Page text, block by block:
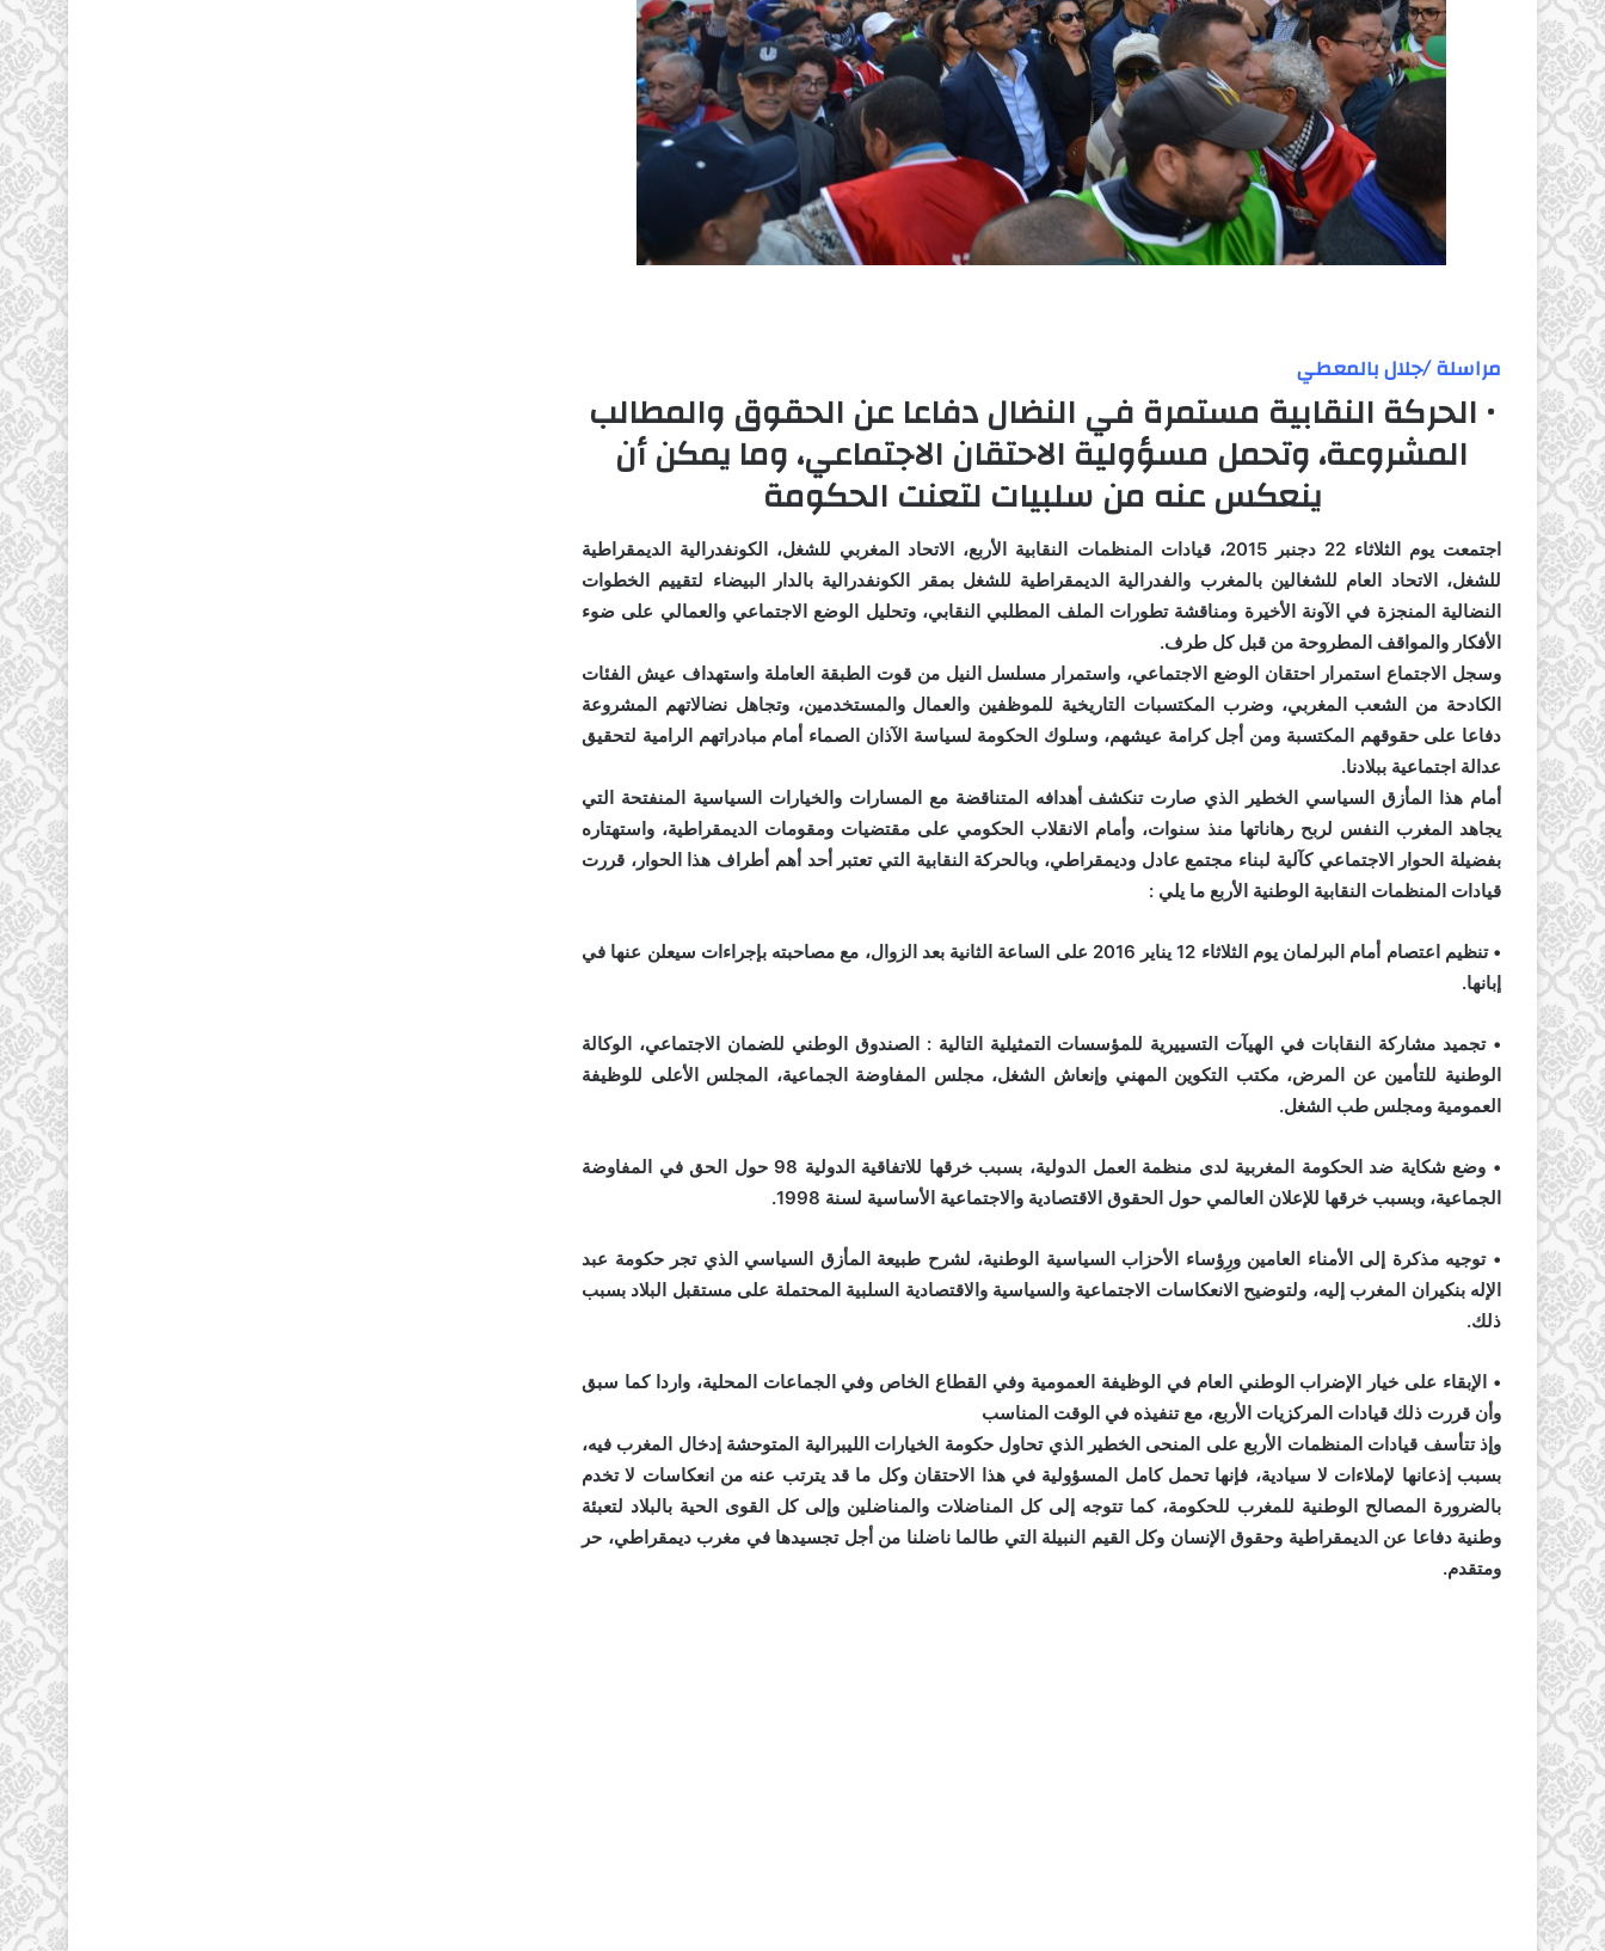
مراسلة /جلال بالمعطي
• الحركة النقابية مستمرة في النضال دفاعا عن الحقوق والمطالب
المشروعة،وتحمل مسؤولية الاحتقان الاجتماعي، وما يمكن أن
ينعكس عنه من سلبيات لتعنت الحكومة
اجتمعت يوم الثلاثاء 22 دجنبر 2015، قيادات المنظمات النقابية الأربع، الاتحاد المغربي للشغل، الكونفدرالية الديمقراطية
للشغل، الاتحاد العام للشغالين بالمغرب والفدرالية الديمقراطية للشغل بمقر الكونفدرالية بالدار البيضاء لتقييم الخطوات
النضالية المنجزة في الآونة الأخيرة ومناقشة تطورات الملف المطلبي النقابي، وتحليل الوضع الاجتماعي والعمالي على ضوء
الأفكار والمواقف المطروحة من قبل كل طرف.
وسجل الاجتماع استمرار احتقان الوضع الاجتماعي، واستمرار مسلسل النيل من قوت الطبقة العاملة واستهداف عيش الفئات
الكادحة من الشعب المغربي، وضرب المكتسبات التاريخية للموظفين والعمال والمستخدمين، وتجاهل نضالاتهم المشروعة
دفاعا على حقوقهم المكتسبة ومن أجل كرامة عيشهم، وسلوك الحكومة لسياسة الآذان الصماء أمام مبادراتهم الرامية لتحقيق
عدالة اجتماعية ببلادنا.
أمام هذا المأزق السياسي الخطير الذي صارت تنكشف أهدافه المتناقضة مع المسارات والخيارات السياسية المنفتحة التي
يجاهد المغرب النفس لربح رهاناتها منذ سنوات، وأمام الانقلاب الحكومي على مقتضيات ومقومات الديمقراطية، واستهتاره
بفضيلة الحوار الاجتماعي كآلية لبناء مجتمع عادل وديمقراطي، وبالحركة النقابية التي تعتبر أحد أهم أطراف هذا الحوار، قررت
قيادات المنظمات النقابية الوطنية الأربع ما يلي :
• تنظيم اعتصام أمام البرلمان يوم الثلاثاء 12 يناير 2016 على الساعة الثانية بعد الزوال، مع مصاحبته بإجراءات سيعلن عنها في
إبانها.
• تجميد مشاركة النقابات في الهيآت التسييرية للمؤسسات التمثيلية التالية : الصندوق الوطني للضمان الاجتماعي، الوكالة
الوطنية للتأمين عن المرض، مكتب التكوين المهني وإنعاش الشغل، مجلس المفاوضة الجماعية، المجلس الأعلى للوظيفة
العمومية ومجلس طب الشغل.
• وضع شكاية ضد الحكومة المغربية لدى منظمة العمل الدولية، بسبب خرقها للاتفاقية الدولية 98 حول الحق في المفاوضة
الجماعية، وبسبب خرقها للإعلان العالمي حول الحقوق الاقتصادية والاجتماعية الأساسية لسنة 1998.
• توجيه مذكرة إلى الأمناء العامين ورِؤساء الأحزاب السياسية الوطنية، لشرح طبيعة المأزق السياسي الذي تجر حكومة عبد
الإله بنكيران المغرب إليه، ولتوضيح الانعكاسات الاجتماعية والسياسية والاقتصادية السلبية المحتملة على مستقبل البلاد بسبب
ذلك.
• الإبقاء على خيار الإضراب الوطني العام في الوظيفة العمومية وفي القطاع الخاص وفي الجماعات المحلية، واردا كما سبق
وأن قررت ذلك قيادات المركزيات الأربع، مع تنفيذه في الوقت المناسب
وإذ تتأسف قيادات المنظمات الأربع على المنحى الخطير الذي تحاول حكومة الخيارات الليبرالية المتوحشة إدخال المغرب فيه،
بسبب إذعانها لإملاءات لا سيادية، فإنها تحمل كامل المسؤولية في هذا الاحتقان وكل ما قد يترتب عنه من انعكاسات لا تخدم
بالضرورة المصالح الوطنية للمغرب للحكومة، كما تتوجه إلى كل المناضلات والمناضلين وإلى كل القوى الحية بالبلاد لتعبئة
وطنية دفاعا عن الديمقراطية وحقوق الإنسان وكل القيم النبيلة التي طالما ناضلنا من أجل تجسيدها في مغرب ديمقراطي، حر
ومتقدم.